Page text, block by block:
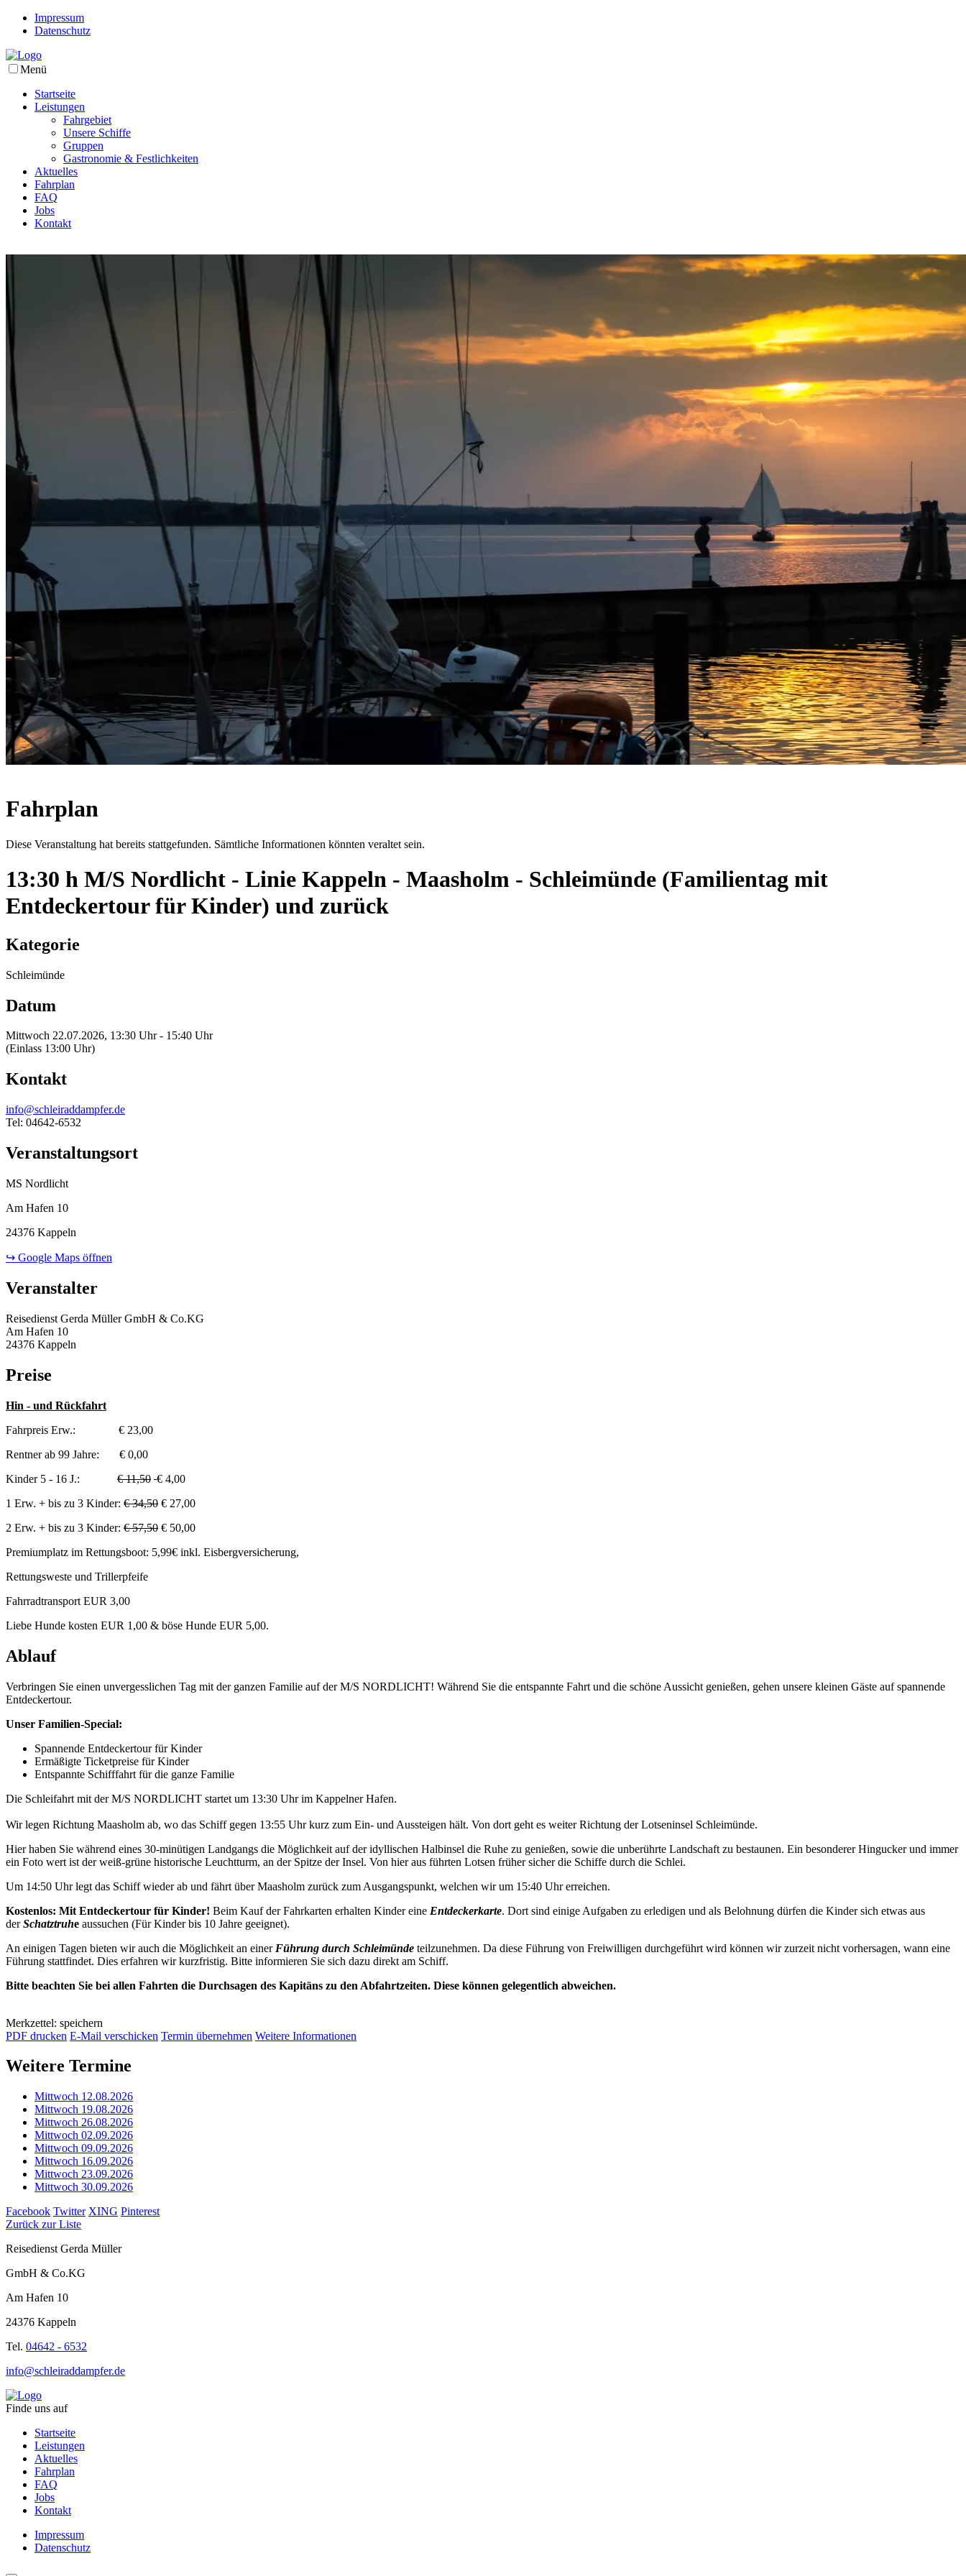
Impressum
Datenschutz
Menü
Startseite
Leistungen
Fahrgebiet
Unsere Schiffe
Gruppen
Gastronomie & Festlichkeiten
Aktuelles
Fahrplan
FAQ
Jobs
Kontakt
Fahrplan
Diese Veranstaltung hat bereits stattgefunden. Sämtliche Informationen könnten veraltet sein.
13:30 h M/S Nordlicht - Linie Kappeln - Maasholm - Schleimünde (Familientag mit
Entdeckertour für Kinder) und zurück
Kategorie
Schleimünde
Datum
Mittwoch 22.07.2026, 13:30 Uhr - 15:40 Uhr
(Einlass 13:00 Uhr)
Kontakt
info@schleiraddampfer.de
Tel: 04642-6532
Veranstaltungsort
MS Nordlicht
Am Hafen 10
24376 Kappeln
↪ Google Maps öffnen
Veranstalter
Reisedienst Gerda Müller GmbH & Co.KG
Am Hafen 10
24376 Kappeln
Preise
Hin - und Rückfahrt
Fahrpreis Erw.: € 23,00
Rentner ab 99 Jahre: € 0,00
Kinder 5 - 16 J.: € 11,50 € 4,00
1 Erw. + bis zu 3 Kinder: € 34,50 € 27,00
2 Erw. + bis zu 3 Kinder: € 57,50 € 50,00
Premiumplatz im Rettungsboot: 5,99€ inkl. Eisbergversicherung,
Rettungsweste und Trillerpfeife
Fahrradtransport EUR 3,00
Liebe Hunde kosten EUR 1,00 & böse Hunde EUR 5,00.
Ablauf
Verbringen Sie einen unvergesslichen Tag mit der ganzen Familie auf der M/S NORDLICHT! Während Sie die entspannte Fahrt und die schöne Aussicht genießen, gehen unsere kleinen Gäste auf spannende
Entdeckertour.
Unser Familien-Special:
Spannende Entdeckertour für Kinder
Ermäßigte Ticketpreise für Kinder
Entspannte Schifffahrt für die ganze Familie
Die Schleifahrt mit der M/S NORDLICHT startet um 13:30 Uhr im Kappelner Hafen.
Wir legen Richtung Maasholm ab, wo das Schiff gegen 13:55 Uhr kurz zum Ein- und Aussteigen hält. Von dort geht es weiter Richtung der Lotseninsel Schleimünde.
Hier haben Sie während eines 30-minütigen Landgangs die Möglichkeit auf der idyllischen Halbinsel die Ruhe zu genießen, sowie die unberührte Landschaft zu bestaunen. Ein besonderer Hingucker und immer
ein Foto wert ist der weiß-grüne historische Leuchtturm, an der Spitze der Insel. Von hier aus führten Lotsen früher sicher die Schiffe durch die Schlei.
Um 14:50 Uhr legt das Schiff wieder ab und fährt über Maasholm zurück zum Ausgangspunkt, welchen wir um 15:40 Uhr erreichen.
Kostenlos: Mit Entdeckertour für Kinder! Beim Kauf der Fahrkarten erhalten Kinder eine Entdeckerkarte. Dort sind einige Aufgaben zu erledigen und als Belohnung dürfen die Kinder sich etwas aus
der Schatztruhe aussuchen (Für Kinder bis 10 Jahre geeignet).
An einigen Tagen bieten wir auch die Möglichkeit an einer Führung durch Schleimünde teilzunehmen. Da diese Führung von Freiwilligen durchgeführt wird können wir zurzeit nicht vorhersagen, wann eine
Führung stattfindet. Dies erfahren wir kurzfristig. Bitte informieren Sie sich dazu direkt am Schiff.
Bitte beachten Sie bei allen Fahrten die Durchsagen des Kapitäns zu den Abfahrtzeiten. Diese können gelegentlich abweichen.
Merkzettel: speichern
PDF drucken E-Mail verschicken Termin übernehmen Weitere Informationen
Weitere Termine
Mittwoch 12.08.2026
Mittwoch 19.08.2026
Mittwoch 26.08.2026
Mittwoch 02.09.2026
Mittwoch 09.09.2026
Mittwoch 16.09.2026
Mittwoch 23.09.2026
Mittwoch 30.09.2026
Facebook Twitter XING Pinterest
Zurück zur Liste
Reisedienst Gerda Müller
GmbH & Co.KG
Am Hafen 10
24376 Kappeln
Tel. 04642 - 6532
info@schleiraddampfer.de
Finde uns auf
Startseite
Leistungen
Aktuelles
Fahrplan
FAQ
Jobs
Kontakt
Impressum
Datenschutz